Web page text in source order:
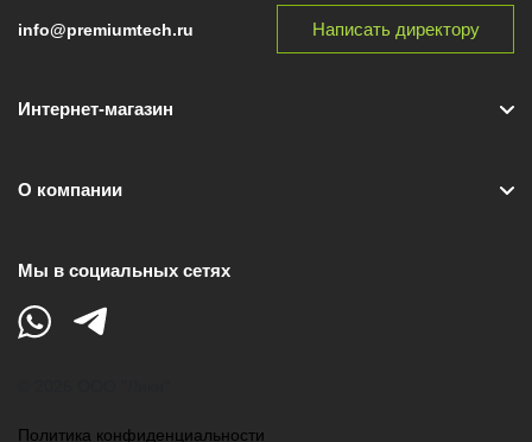
info@premiumtech.ru Написать директору
Интернет-магазин
О компании
Мы в социальных сетях
Политика конфиденциальности